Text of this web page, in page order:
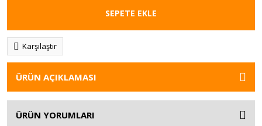
SEPETE EKLE
Karşılaştır
ÜRÜN AÇIKLAMASI
ÜRÜN YORUMLARI